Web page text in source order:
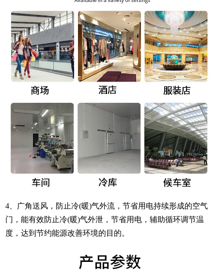
4、广角送风，防止冷(暖)气外流，节省用电持续形成的空气
门，能有效防止冷(暖)气外泄，节省用电，辅助循环调节温
度，达到节约能源改善环境的目的。